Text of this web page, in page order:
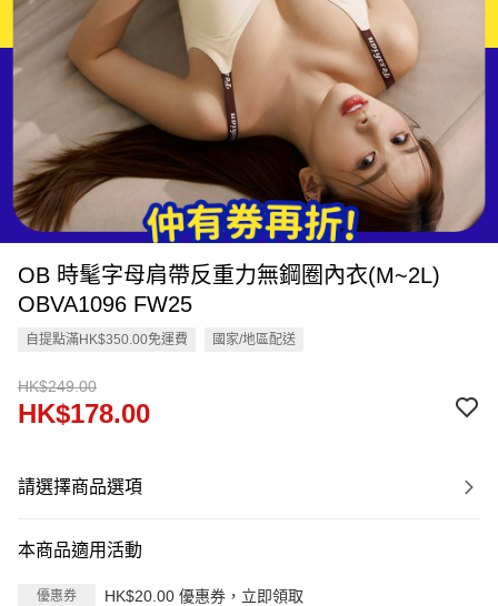
OB 時髦字母肩帶反重力無鋼圈內衣(M~2L)
OBVA1096 FW25
自提點滿HK$350.00免運費 國家/地區配送
HK$249.00
HK$178.00
請選擇商品選項
本商品適用活動
優惠券 HK$20.00 優惠券，立即領取